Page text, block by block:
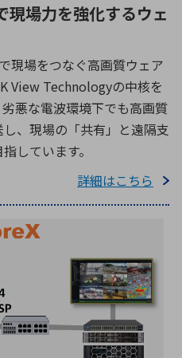
現場力を強化するウェ
現場をつなぐ高画質ウェア
View Technologyの中核を
悪な電波環境下でも高画質
、現場の「共有」と遠隔支
しています。
詳細はこちら